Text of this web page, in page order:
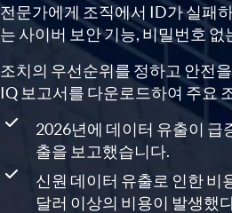
전문가에게 조직에서 ID가 실패
는 사이버 보안 기능, 비밀번호
조치의 우선순위를 정하고 안전
IQ 보고서를 다운로드하여 주요
2026년에 데이터 유출이 급
출을 보고했습니다.
신원 데이터 유출로 인한 비
달러 이상의 비용이 발생했